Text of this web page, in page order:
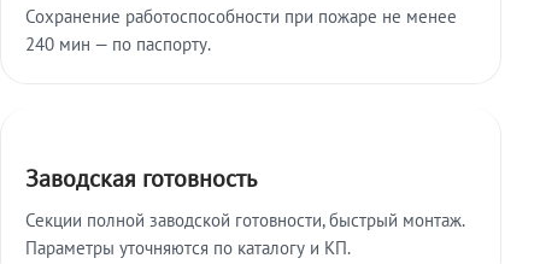
Сохранение работоспособности при пожаре не менее
240 мин — по паспорту.
Заводская готовность
Секции полной заводской готовности, быстрый монтаж.
Параметры уточняются по каталогу и КП.